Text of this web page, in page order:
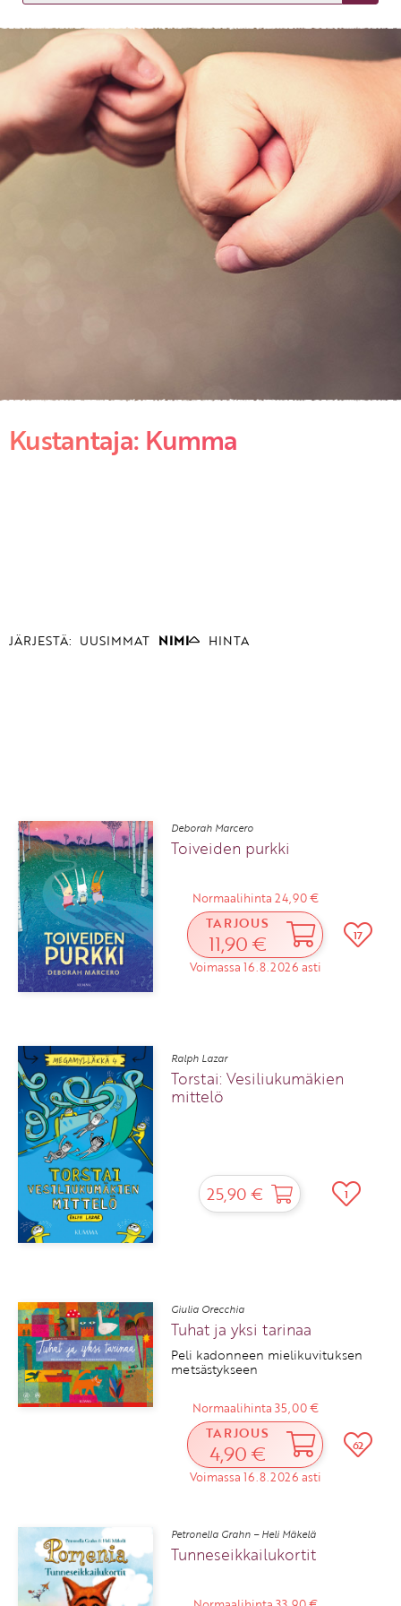
KIRJAUDU SISÄÄN
Etkö ole vielä asiakkaamme?
Luo asiakastili tästä!
Kustantaja: Kumma
JÄRJESTÄ: UUSIMMAT NIMI HINTA
Deborah Marcero
Toiveiden purkki
Normaalihinta 24,90 €
TARJOUS
11,90 €
Voimassa 16.8.2026 asti
17
Ralph Lazar
Torstai: Vesiliukumäkien
mittelö
25,90 € 1
Giulia Orecchia
Tuhat ja yksi tarinaa
Peli kadonneen mielikuvituksen
metsästykseen
Normaalihinta 35,00 €
TARJOUS
4,90 €
Voimassa 16.8.2026 asti
62
Petronella Grahn – Heli Mäkelä
Tunneseikkailukortit